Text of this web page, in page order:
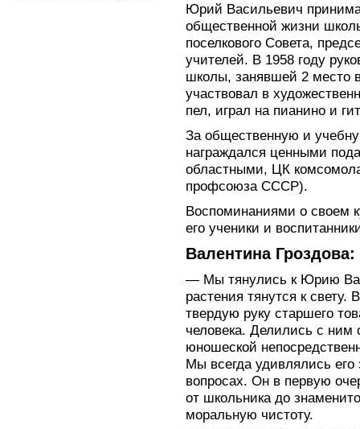
Юрий Васильевич
общественной жизни
поселкового Совета,
учителей. В 1958 году
школы, занявшей 2 место
участвовал в
пел, играл на пианино и
За общественную и
награждался ценными
областными, ЦК
профсоюза СССР).
Воспоминаниями о своем
его ученики и
Валентина Гроздова:
— Мы тянулись к Юрию
растения тянутся к свету.
твердую руку старшего
человека. Делились с
юношеской
Мы всегда удивлялись
вопросах. Он в первую
от школьника до
моральную чистоту.